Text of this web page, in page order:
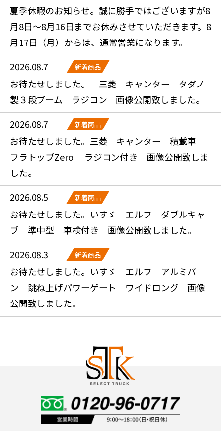
夏季休暇のお知らせ。誠に勝手ではございますが8
月8日～8月16日までお休みさせていただきます。8
月17日（月）からは、通常営業になります。
2026.08.7
新着商品
お待たせしました。 三菱 キャンター タダノ
製３段ブーム ラジコン 画像公開致しました。
2026.08.7
新着商品
お待たせしました。三菱 キャンター 積載車
フラトップZero ラジコン付き 画像公開致しま
した。
2026.08.5
新着商品
お待たせしました。いすゞ エルフ ダブルキャ
ブ 準中型 車検付き 画像公開致しました。
2026.08.3
新着商品
お待たせしました。いすゞ エルフ アルミバ
ン 跳ね上げパワーゲート ワイドロング 画像
公開致しました。